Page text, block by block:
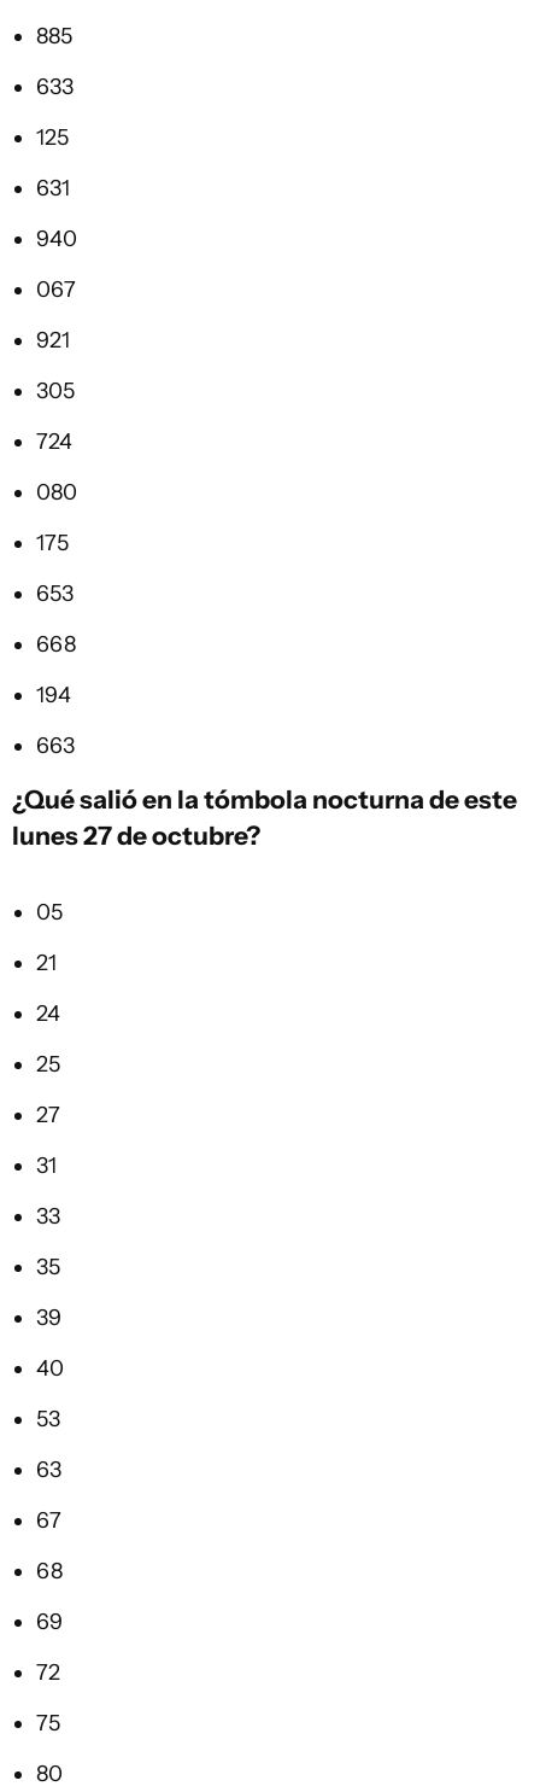
885
633
125
631
940
067
921
305
724
080
175
653
668
194
663
¿Qué salió en latómbola nocturna de este
lunes 27 de octubre?
05
21
24
25
27
31
33
35
39
40
53
63
67
68
69
72
75
80